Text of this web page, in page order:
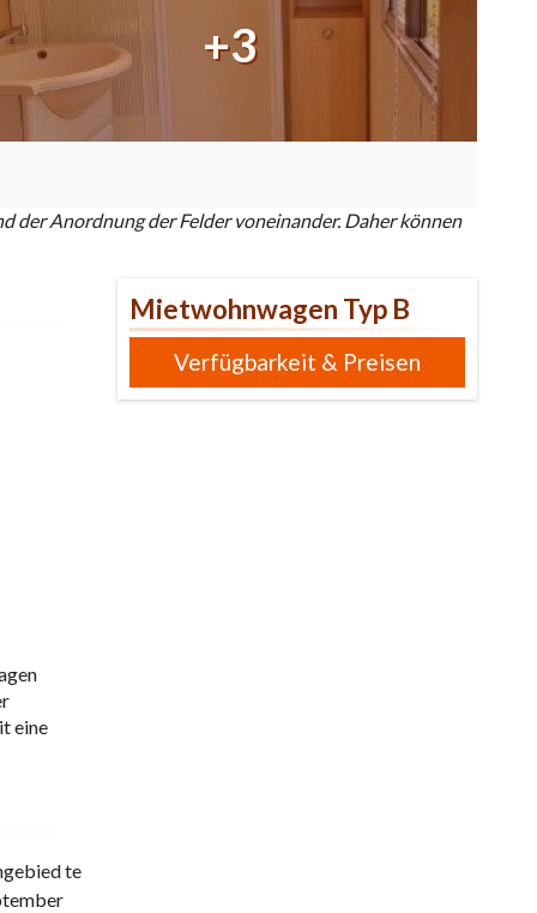
der Anordnung der Felder voneinander. Daher können
eine
te
Mietwohnwagen Typ B
Verfügbarkeit & Preisen